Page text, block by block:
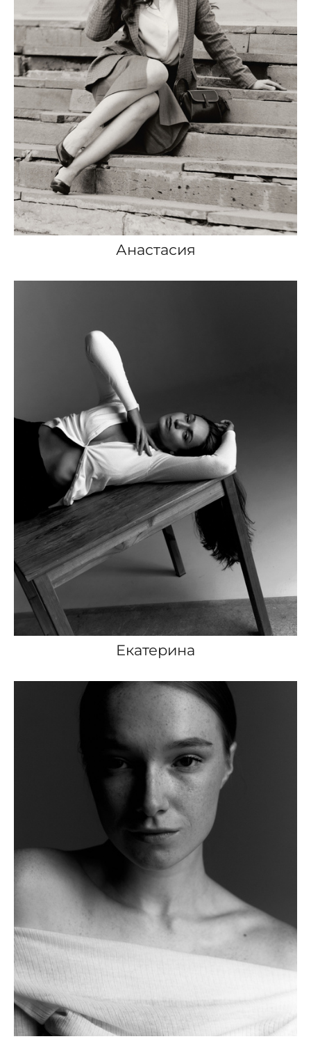
Анастасия
Екатерина